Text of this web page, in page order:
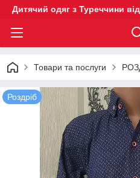
Дитячий одяг з Туреччини
Товари та послуги
Роздріб